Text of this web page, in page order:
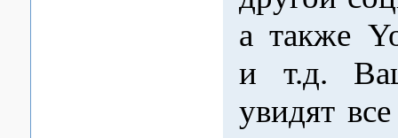
а также
и т.д.
увидят